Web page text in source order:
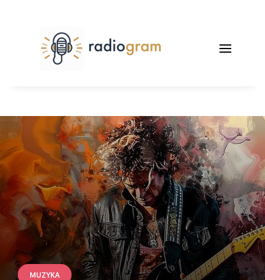
MUZYKA